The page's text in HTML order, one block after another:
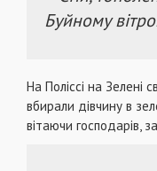
Буйному
На Поліссі на Зелені
вбирали дівчину в
вітаючи господарів,